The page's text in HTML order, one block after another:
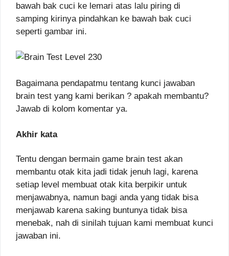
bawah bak cuci ke lemari atas lalu piring di
samping kirinya pindahkan ke bawah bak cuci
seperti gambar ini.
Bagaimana pendapatmu tentang kunci jawaban
brain test yang kami berikan ? apakah membantu?
Jawab di kolom komentar ya.
Akhir kata
Tentu dengan bermain game brain test akan
membantu otak kita jadi tidak jenuh lagi, karena
setiap level membuat otak kita berpikir untuk
menjawabnya, namun bagi anda yang tidak bisa
menjawab karena saking buntunya tidak bisa
menebak, nah di sinilah tujuan kami membuat kunci
jawaban ini.